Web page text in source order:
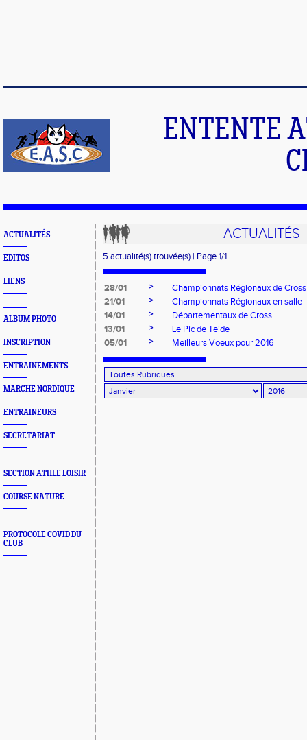
ENTENTE
ACTUALITÉS
EDITOS
LIENS
ALBUM PHOTO
INSCRIPTION
ENTRAINEMENTS
MARCHE NORDIQUE
ENTRAINEURS
SECRETARIAT
SECTION ATHLE LOISIR
COURSE NATURE
PROTOCOLE COVID DU
CLUB
ACTUALITÉS
5 actualité(s) trouvée(s) | Page 1/1
28/01 >
Championnats Régionaux de Cross
21/01
>
Championnats Régionaux en salle
14/01
>
Départementaux de Cross
13/01
>
Le Pic de Teide
05/01
> Meilleurs Voeux pour 2016